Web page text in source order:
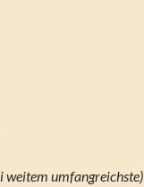
weitem umfangreichste)